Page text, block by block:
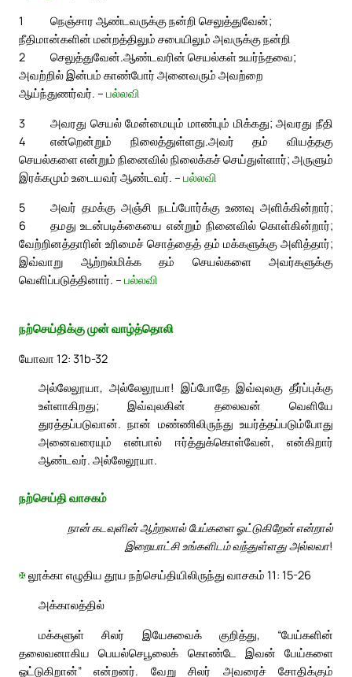
1
நெஞ்சார ஆண்டவருக்கு நன்றி செலுத்துவேன்;
நீதிமான்களின் மன்றத்திலும் சபையிலும் அவருக்கு நன்றி
செலுத்துவேன்.
2
ஆண்டவரின் செயல்கள் உயர்ந்தவை;
அவற்றில் இன்பம் காண்போர் அனைவரும் அவற்றை
ஆய்ந்துணர்வர். – பல்லவி
3
அவரது செயல் மேன்மையும் மாண்பும் மிக்கது; அவரது நீதி
என்றென்றும் நிலைத்துள்ளது.
4
அவர் தம் வியத்தகு
செயல்களை என்றும் நினைவில் நிலைக்கச் செய்துள்ளார்; அருளும்
இரக்கமும் உடையவர் ஆண்டவர். – பல்லவி
5
அவர் தமக்கு அஞ்சி நடப்போர்க்கு உணவு அளிக்கின்றார்;
தமது உடன்படிக்கையை என்றும் நினைவில் கொள்கின்றார்;
6
வேற்றினத்தாரின் உரிமைச் சொத்தைத் தம் மக்களுக்கு அளித்தார்;
இவ்வாறு ஆற்றல்மிக்க தம் செயல்களை அவர்களுக்கு
வெளிப்படுத்தினார். – பல்லவி
நற்செய்திக்கு முன் வாழ்த்தொலி
யோவா 12: 31b-32
அல்லேலூயா, அல்லேலூயா! இப்போதே இவ்வுலகு தீர்ப்புக்கு
உள்ளாகிறது; இவ்வுலகின் தலைவன் வெளியே
துரத்தப்படுவான். நான் மண்ணிலிருந்து உயர்த்தப்படும்போது
அனைவரையும் என்பால் ஈர்த்துக்கொள்வேன், என்கிறார்
ஆண்டவர். அல்லேலூயா.
நற்செய்தி வாசகம்
நான் கடவுளின் ஆற்றலால் பேய்களை ஓட்டுகிறேன் என்றால்
இறையாட்சி உங்களிடம் வந்துள்ளது அல்லவா!
✠லூக்கா எழுதிய தூய நற்செய்தியிலிருந்து வாசகம் 11: 15-26
அக்காலத்தில்
மக்களுள் சிலர் இயேசுவைக் குறித்து, “பேய்களின்
தலைவனாகிய பெயல்செபூலைக் கொண்டே இவன் பேய்களை
ஓட்டுகிறான்” என்றனர். வேறு சிலர் அவரைச் சோதிக்கும்